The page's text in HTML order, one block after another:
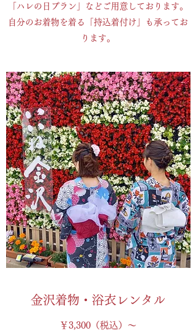
ようよろしくお願いいたしま
す。
「ハレの日プラン」などご用意しております。
自分のお着物を着る「持込着付け」も承ってお
ります。
金沢着物・浴衣レンタル
￥3,300（税込）～